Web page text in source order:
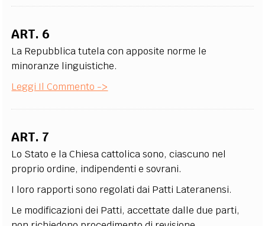
ART. 6
La Repubblica tutela con apposite norme le
minoranze linguistiche.
Leggi Il Commento ->
ART. 7
Lo Stato e la Chiesa cattolica sono, ciascuno nel
proprio ordine, indipendenti e sovrani.
I loro rapporti sono regolati dai Patti Lateranensi.
Le modificazioni dei Patti, accettate dalle due parti,